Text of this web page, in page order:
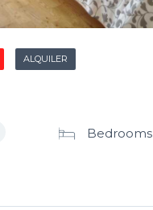
ALQUILER
Bedrooms